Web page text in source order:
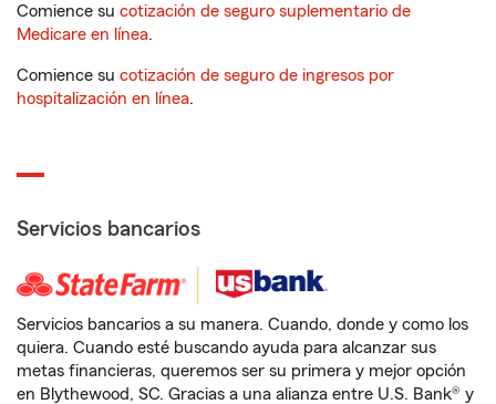
Comience su cotización de seguro suplementario de
Medicare en línea.
Comience su cotización de seguro de ingresos por
hospitalización en línea.
Servicios bancarios
Servicios bancarios a su manera. Cuando, donde y como los
quiera. Cuando esté buscando ayuda para alcanzar sus
metas financieras, queremos ser su primera y mejor opción
en Blythewood, SC. Gracias a una alianza entre U.S. Bank® y